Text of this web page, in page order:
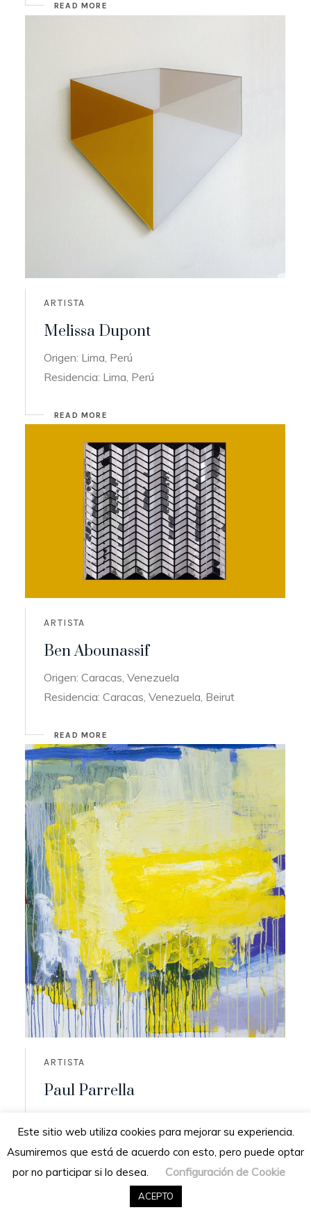
READ MORE
ARTISTA
Melissa Dupont
Origen: Lima, Perú
Residencia: Lima, Perú
READ MORE
ARTISTA
Ben Abounassif
Origen: Caracas, Venezuela
Residencia: Caracas, Venezuela, Beirut
READ MORE
ARTISTA
Paul Parrella
Residencia: San Diego de los altos,
Venezuela
Este sitio web utiliza cookies para mejorar su experiencia.
Asumiremos que está de acuerdo con esto, pero puede optar
por no participar si lo desea.
Configuración de Cookie
ACEPTO